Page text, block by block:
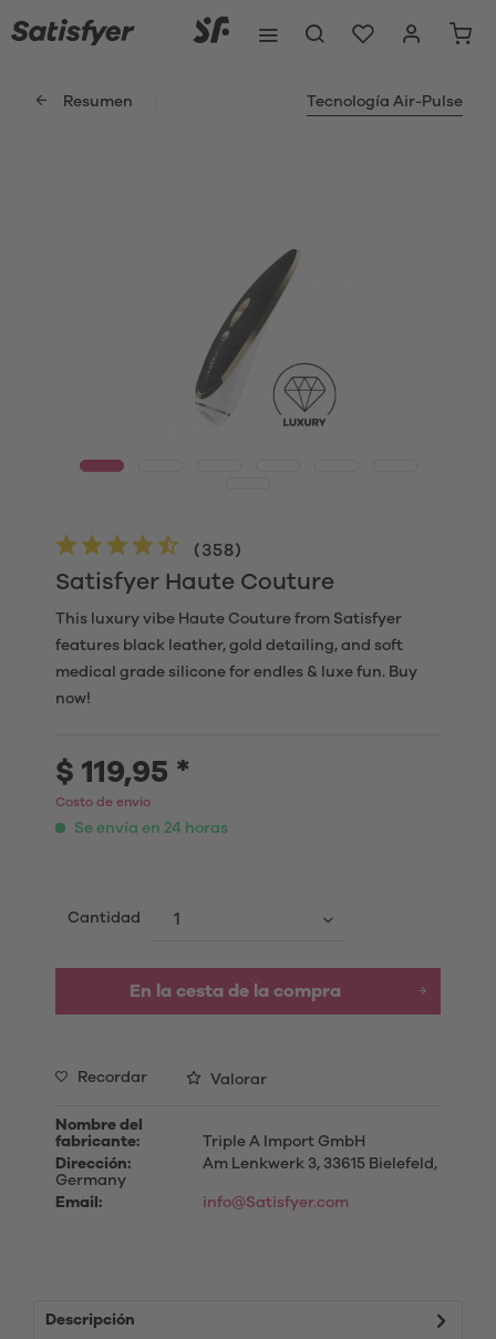
Resumen Tecnología Air-Pulse
Satisfyer Haute Couture
(358)
This luxury vibe Haute Couture from Satisfyer
features black leather, gold detailing, and soft
medical grade silicone for endles & luxe fun. Buy
now!
$ 119,95 *
Costo de envio
Se envía en 24 horas
Cantidad
En la cesta de la compra
Recordar Valorar
Nombre del
fabricante:
Triple A Import GmbH
Dirección:
Am Lenkwerk 3, 33615 Bielefeld,
Germany
Email:
info@Satisfyer.com
Descripción